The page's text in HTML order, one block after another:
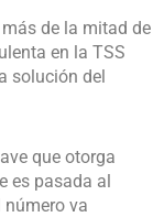
de la mitad de
en la TSS
solución del
que otorga
es pasada al
número va